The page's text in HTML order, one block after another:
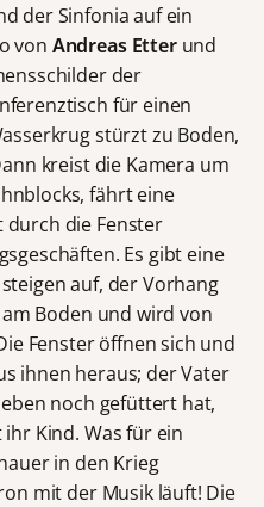
der Sinfonia auf ein
von Andreas Etter und
der
für einen
stürzt zu Boden,
kreist die Kamera um
fährt eine
durch die Fenster
Es gibt eine
auf, der Vorhang
Boden und wird von
Fenster öffnen sich und
ihnen heraus; der Vater
noch gefüttert hat,
Kind. Was für ein
in den Krieg
mit der Musik läuft! Die